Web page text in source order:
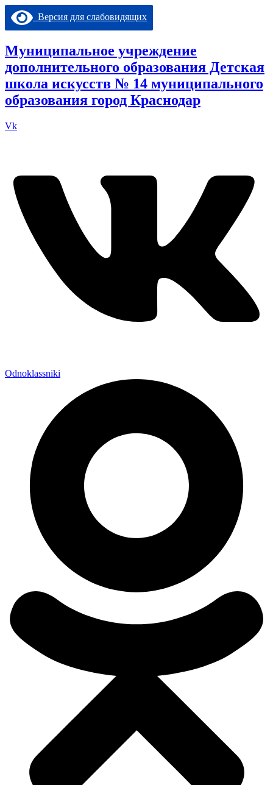
Перейти
содержимому
Версия для слабовидящих
Муниципальное учреждение
дополнительного образования Детская
школа искусств № 14 муниципального
образования город Краснодар
Vk
Odnoklassniki